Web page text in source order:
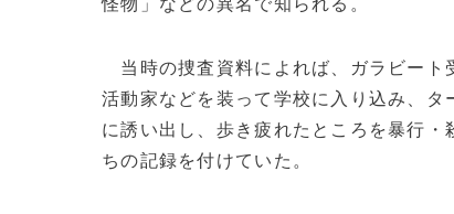
怪物」などの異名で知られる。
当時の捜査資料によれば、ガラビート
活動家などを装って学校に入り込み、
に誘い出し、歩き疲れたところを暴行
ちの記録を付けていた。